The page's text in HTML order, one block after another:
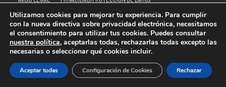
POLÍTICA DE COOKIES CANAL DE DENUNCIA
Utilizamos cookies para mejorar tu experiencia. Para cumplir
con la nueva directiva sobre privacidad electrónica, necesitamos
el consentimiento para utilizar tus cookies. Puedes consultar
nuestra política, aceptarlas todas, rechazarlas todas excepto las
necesarias o seleccionar qué cookies incluir.
Aceptar todas Rechazar
Configuración de Cookies